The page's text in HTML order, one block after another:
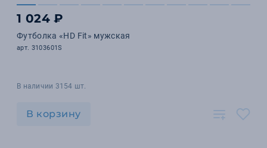
1 024 ₽
Футболка «HD Fit» мужская
арт. 3103601S
В наличии 3154 шт.
В корзину